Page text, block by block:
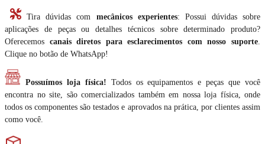
Tira dúvidas com mecânicos experientes: Possui dúvidas sobre
aplicações de peças ou detalhes técnicos sobre determinado produto?
Oferecemos canais diretos para esclarecimentos com nosso suporte
Clique no botão de WhatsApp!
Possuímos loja física! Todos os equipamentos e peças que você
encontra no site, são comercializados também em nossa loja física, onde
todos os componentes são testados e aprovados na prática, por clientes assim
como você.